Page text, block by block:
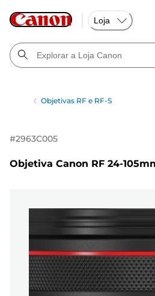
Loja
Objetivas RF e RF-S
#2963C005
Objetiva Canon RF 24-